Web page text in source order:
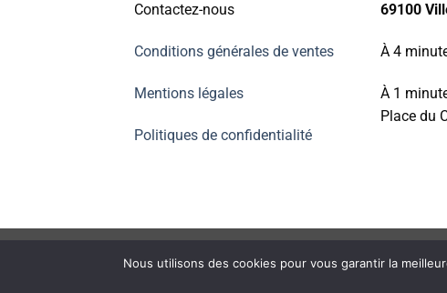
Contactez-nous
Conditions générales de ventes
Mentions légales
Politiques de confidentialité
69100
À 4
À 1
Place du
Electromarket
We use cookies on our website to give you the most relevant
Nous utilisons des cookies pour vous garantir la